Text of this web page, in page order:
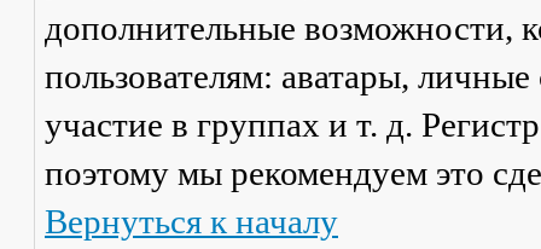
дополнительные возможности,
пользователям: аватары,
участие в группах и т. д.
поэтому мы рекомендуем это
Вернуться к началу